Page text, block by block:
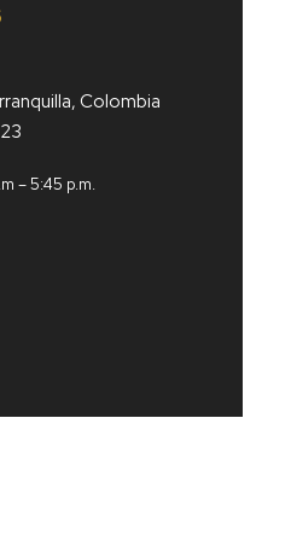
Colombia
– 5:45 p.m.